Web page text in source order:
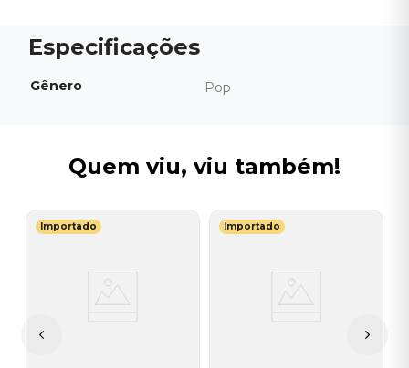
Gênero Pop
Quem viu, viu também!
Importado Importado